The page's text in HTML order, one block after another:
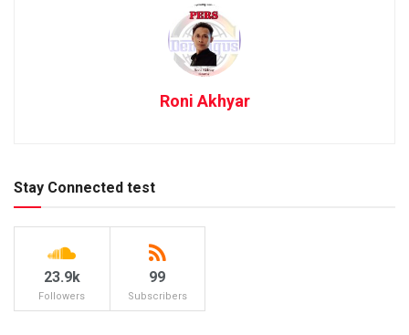
Roni Akhyar
Stay Connected test
23.9k
Followers
99
Subscribers